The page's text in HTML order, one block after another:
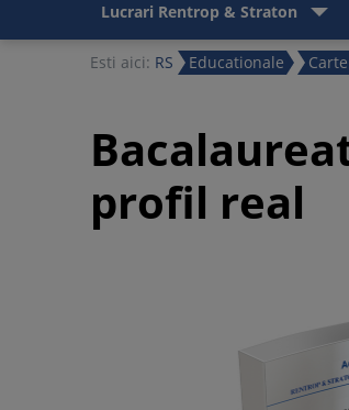
Lucrari Rentrop & Straton
Esti aici: RS Educationale Carte
profil real